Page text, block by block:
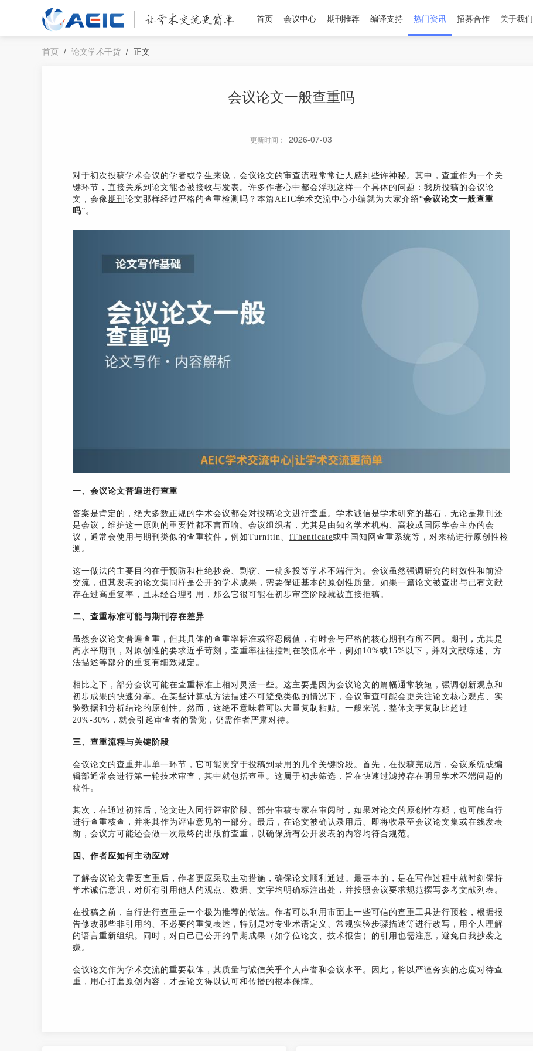
首页 会议中心 期刊推荐 编译支持 热门资讯 招募合作 关于我们
首页 / 论文学术干货 / 正文
会议论文一般查重吗
更新时间： 2026-07-03
对于初次投稿学术会议 的学者或学生来说，会议论文的审查流程常常让人感到些许神秘。其中，查重作为一个关
键环节，直接关系到论文能否被接收与发表。许多作者心中都会浮现这样一个具体的问题：我所投稿的会议论
文，会像期刊 论文那样经过严格的查重检测吗？本篇AEIC学术交流中心小编就为大家介绍“会议论文一般查重
吗”。
一、会议论文普遍进行查重
答案是肯定的，绝大多数正规的学术会议都会对投稿论文进行查重。学术诚信是学术研究的基石，无论是期刊还
是会议，维护这一原则的重要性都不言而喻。会议组织者，尤其是由知名学术机构、高校或国际学会主办的会
议，通常会使用与期刊类似的查重软件，例如Turnitin、 iThenticate或中国知网查重系统等，对来稿进行原创性检
测。
这一做法的主要目的在于预防和杜绝抄袭、剽窃、一稿多投等学术不端行为。会议虽然强调研究的时效性和前沿
交流，但其发表的论文集同样是公开的学术成果，需要保证基本的原创性质量。如果一篇论文被查出与已有文献
存在过高重复率，且未经合理引用，那么它很可能在初步审查阶段就被直接拒稿。
二、查重标准可能与期刊存在差异
虽然会议论文普遍查重，但其具体的查重率标准或容忍阈值，有时会与严格的核心期刊有所不同。期刊，尤其是
高水平期刊，对原创性的要求近乎苛刻，查重率往往控制在较低水平，例如10%或15%以下，并对文献综述、方
法描述等部分的重复有细致规定。
相比之下，部分会议可能在查重标准上相对灵活一些。这主要是因为会议论文的篇幅通常较短，强调创新观点和
初步成果的快速分享。在某些计算或方法描述不可避免类似的情况下，会议审查可能会更关注论文核心观点、实
验数据和分析结论的原创性。然而，这绝不意味着可以大量复制粘贴。一般来说，整体文字复制比超过
20%-30%，就会引起审查者的警觉，仍需作者严肃对待。
三、查重流程与关键阶段
会议论文的查重并非单一环节，它可能贯穿于投稿到录用的几个关键阶段。首先，在投稿完成后，会议系统或编
辑部通常会进行第一轮技术审查，其中就包括查重。这属于初步筛选，旨在快速过滤掉存在明显学术不端问题的
稿件。
其次，在通过初筛后，论文进入同行评审阶段。部分审稿专家在审阅时，如果对论文的原创性存疑，也可能自行
进行查重核查，并将其作为评审意见的一部分。最后，在论文被确认录用后、即将收录至会议论文集或在线发表
前，会议方可能还会做一次最终的出版前查重，以确保所有公开发表的内容均符合规范。
四、作者应如何主动应对
了解会议论文需要查重后，作者更应采取主动措施，确保论文顺利通过。最基本的，是在写作过程中就时刻保持
学术诚信意识，对所有引用他人的观点、数据、文字均明确标注出处，并按照会议要求规范撰写参考文献列表。
在投稿之前，自行进行查重是一个极为推荐的做法。作者可以利用市面上一些可信的查重工具进行预检，根据报
告修改那些非引用的、不必要的重复表述，特别是对专业术语定义、常规实验步骤描述等进行改写，用个人理解
的语言重新组织。同时，对自己已公开的早期成果（如学位论文、技术报告）的引用也需注意，避免自我抄袭之
嫌。
会议论文作为学术交流的重要载体，其质量与诚信关乎个人声誉和会议水平。因此，将以严谨务实的态度对待查
重，用心打磨原创内容，才是论文得以认可和传播的根本保障。